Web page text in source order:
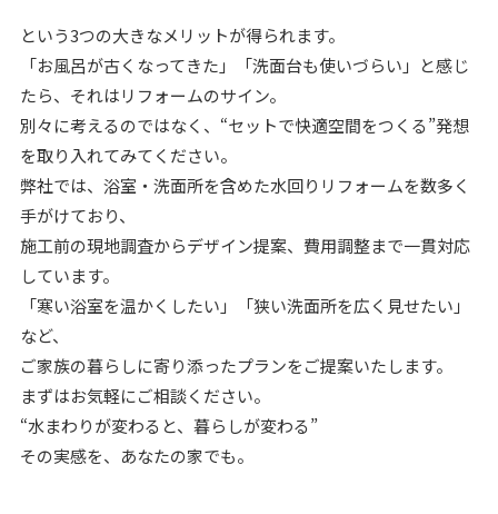
という3つの大きなメリットが得られます。
「お風呂が古くなってきた」「洗面台も使いづらい」と感じ
たら、それはリフォームのサイン。
別々に考えるのではなく、“セットで快適空間をつくる”発想
を取り入れてみてください。
弊社では、浴室・洗面所を含めた水回りリフォームを数多く
手がけており、
施工前の現地調査からデザイン提案、費用調整まで一貫対応
しています。
「寒い浴室を温かくしたい」「狭い洗面所を広く見せたい」
など、
ご家族の暮らしに寄り添ったプランをご提案いたします。
まずはお気軽にご相談ください。
“水まわりが変わると、暮らしが変わる”
その実感を、あなたの家でも。